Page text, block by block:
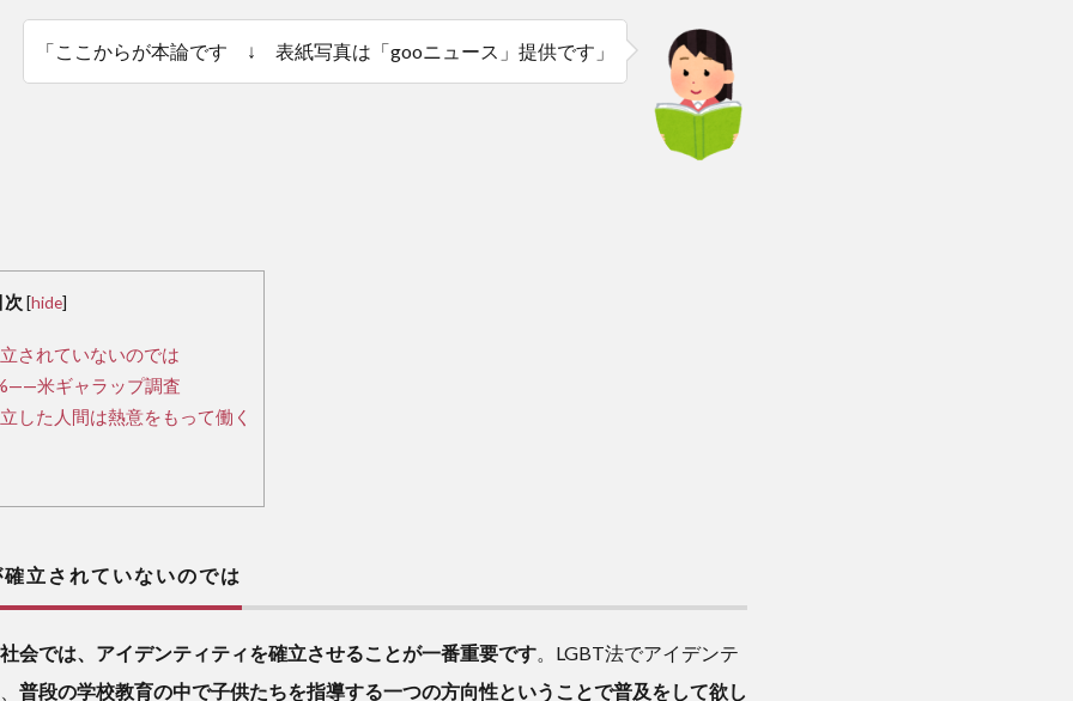
「ここからが本論です ↓ 表紙写真は「gooニュース」提供です」
次 [hide]
されていないのでは
米ギャラップ調査
た人間は熱意をもって働く
立されていないのでは
会では、アイデンティティを確立させることが一番重要です 。LGBT法でアイデンテ
普段の学校教育の中で子供たちを指導する一つの方向性ということで普及をして欲し